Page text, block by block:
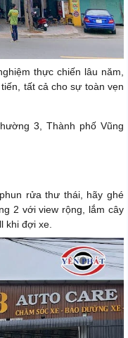
thực chiến lâu năm,
tất cả cho sự toàn vẹn
3, Thành phố Vũng
rửa thư thái, hãy ghé
2 với view rộng, lắm cây
khi đợi xe.